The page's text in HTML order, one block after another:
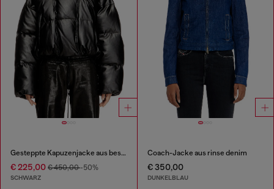
Gesteppte Kapuzenjacke aus beschichtetem Stoff
€ 225,00 € 450,00-50%
SCHWARZ
Coach-Jacke aus rinse denim
€ 350,00
DUNKELBLAU